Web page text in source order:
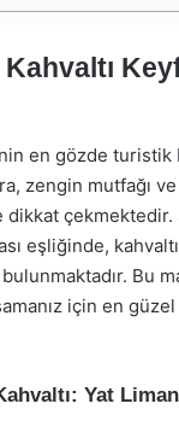
Kahvaltı
en gözde
zengin mutfağı
eşliğinde,
Bu
için en güzel
Yat